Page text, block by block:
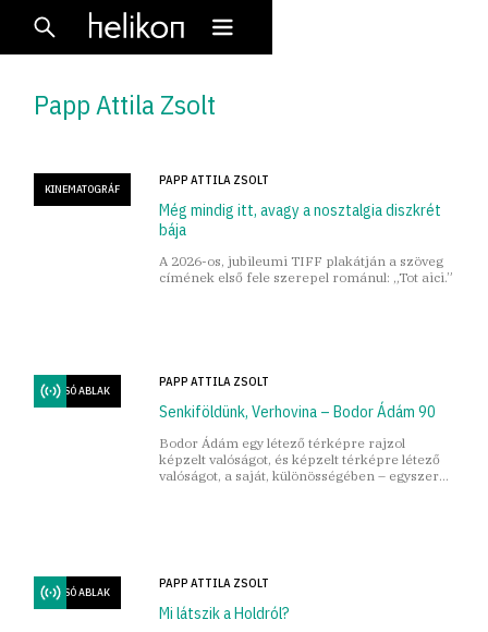
Papp Attila Zsolt
KINEMATOGRÁF
PAPP ATTILA ZSOLT
Még mindig itt, avagy a nosztalgia diszkrét
bája
A 2026-os, jubileumi TIFF plakátján a szöveg
címének első fele szerepel románul: „Tot aici.”
HÁTSÓ ABLAK
PAPP ATTILA ZSOLT
Senkiföldünk, Verhovina – Bodor Ádám 90
Bodor Ádám egy létező térképre rajzol
képzelt valóságot, és képzelt térképre létező
valóságot, a saját, különösségében – egyszerre
HÁTSÓ ABLAK
PAPP ATTILA ZSOLT
Mi látszik a Holdról?